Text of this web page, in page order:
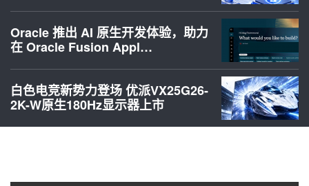
Oracle 推出 AI 原生开发体验，助力
在 Oracle Fusion Appl…
白色电竞新势力登场 优派VX25G26-
2K-W原生180Hz显示器上市